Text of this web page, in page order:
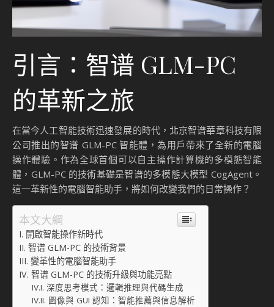
引言：智谱 GLM-PC
的革新之旅
在當今人工智能技術迅速發展的時代，北京智谱華章科技有限
公司推出的智谱 GLM-PC 智能體，為用戶帶來了全新的電腦
操作體驗。作為全球首個可以自主操作計算機的多模態智能
體，GLM-PC 的技術基礎是智谱的多模態大模型 CogAgent。
這一革新性的電腦智能助手，將如何改變我們的日常操作？
本文大綱
開啟智能操作新時代
智谱 GLM-PC 的技術背景
變革性的電腦智能助手
智谱 GLM-PC 的技術升級與功能亮點
深度思考模式：邏輯推理與代碼生成
圖像與 GUI 認知：智能推薦與信息解析